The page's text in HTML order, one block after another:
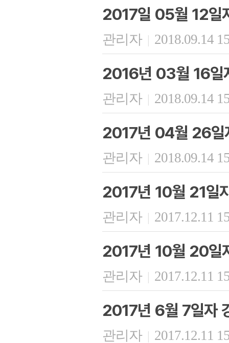
2017일 05월 12일
관리자 | 2018.09.14
2016년 03월 16일
관리자 | 2018.09.14
2017년 04월 26일
관리자 | 2018.09.14
2017년 10월 21일
관리자 | 2017.12.11
2017년 10월 20일
관리자 | 2017.12.11
2017년 6월 7일자
관리자 | 2017.12.11